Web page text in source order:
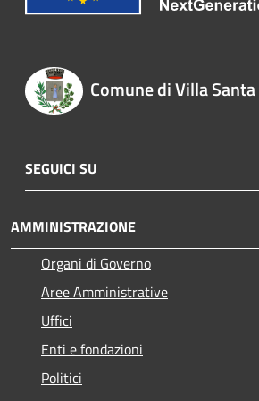
Comune di Villa
SEGUICI SU
AMMINISTRAZIONE
Organi di Governo
Aree Amministrative
Uffici
Enti e fondazioni
Politici